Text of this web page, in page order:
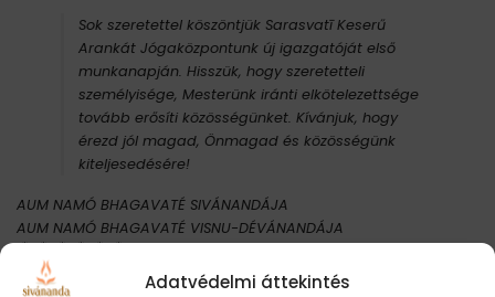
Adatvédelmi áttekintés
Sok szeretettel köszöntjük Sarasvatī Keserű
Arankát Jógaközpontunk új igazgatóját első
munkanapján. Hisszük, hogy szeretetteli
személyisége, Mesterünk iránti elkötelezettsége
tovább erősíti közösségünket. Kívánjuk, hogy
érezd jól magad, Önmagad és közösségünk
kiteljesedésére!
AUM NAMÓ BHAGAVATÉ SIVÁNANDÁJA
AUM NAMÓ BHAGAVATÉ VISNU-DÉVÁNANDÁJA